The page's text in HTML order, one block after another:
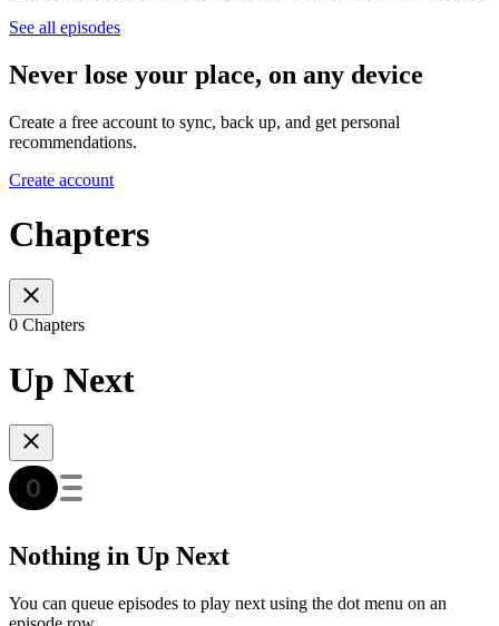
See all episodes
Never lose your place, on any device
Create a free account to sync, back up, and get personal
recommendations.
Create account
Chapters
0 Chapters
Up Next
Nothing in Up Next
You can queue episodes to play next using the dot menu on an